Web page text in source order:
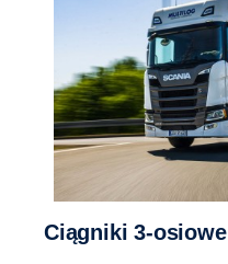
Ciągniki 3-osiowe